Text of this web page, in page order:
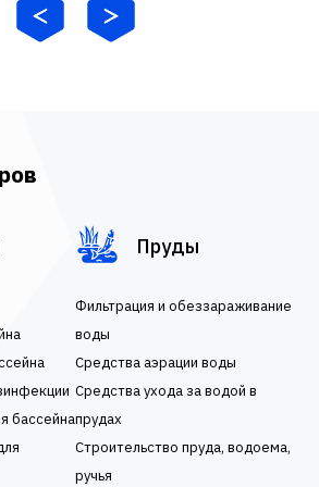
бассейна
Пруды
Фильтрация и обеззараживание
воды
Средства аэрации воды
Средства ухода за водой в
прудах
Строительство пруда, водоема,
ручья